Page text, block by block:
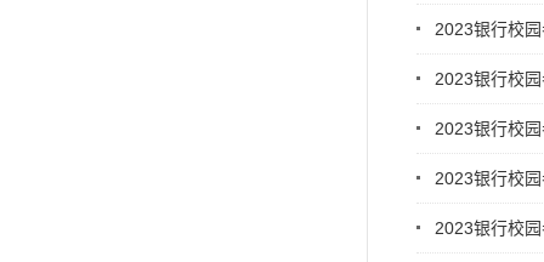
2023银行校
2023银行校
2023银行校
2023银行校
2023银行校